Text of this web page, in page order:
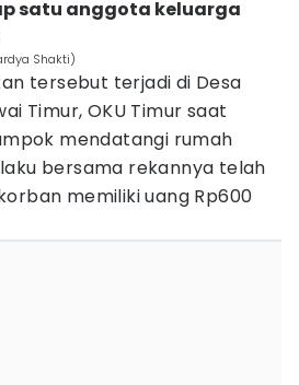
satu anggota keluarga
Shakti)
tersebut terjadi di Desa
Timur, OKU Timur saat
mendatangi rumah
bersama rekannya telah
memiliki uang Rp600